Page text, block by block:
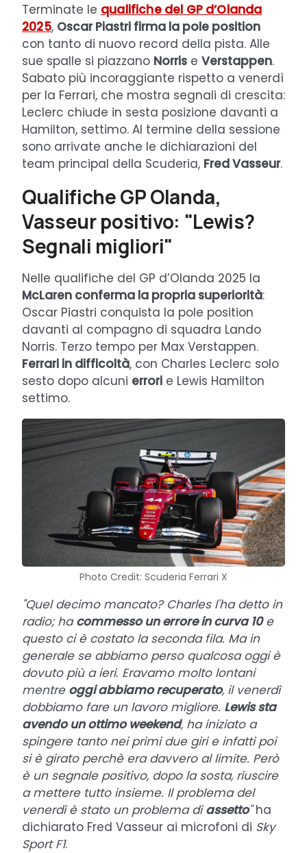
Terminate le qualifiche del GP d’Olanda
2025, Oscar Piastri firma la pole position
con tanto di nuovo record della pista. Alle
sue spalle si piazzano Norris e Verstappen.
Sabato più incoraggiante rispetto a venerdì
per la Ferrari, che mostra segnali di crescita:
Leclerc chiude in sesta posizione davanti a
Hamilton, settimo. Al termine della sessione
sono arrivate anche le dichiarazioni del
team principal della Scuderia, Fred Vasseur.
Qualifiche GP Olanda,
Vasseur positivo: "Lewis?
Segnali migliori"
Nelle qualifiche del GP d’Olanda 2025 la
McLaren conferma la propria superiorità:
Oscar Piastri conquista la pole position
davanti al compagno di squadra Lando
Norris. Terzo tempo per Max Verstappen.
Ferrari in difficoltà, con Charles Leclerc solo
sesto dopo alcuni errori e Lewis Hamilton
settimo.
Photo Credit: Scuderia Ferrari X
"Quel decimo mancato? Charles l'ha detto in
radio; hacommesso un errore in curva 10e
questo ci è costato la seconda fila. Ma in
generale se abbiamo perso qualcosa oggi è
dovuto più a ieri. Eravamo molto lontani
mentre oggi abbiamo recuperato, il venerdì
dobbiamo fare un lavoro migliore. Lewis sta
avendo un ottimo weekend, ha iniziato a
spingere tanto nei primi due giri e infatti poi
si è girato perchè era davvero al limite. Però
è un segnale positivo, dopo la sosta, riuscire
a mettere tutto insieme. Il problema del
venerdì è stato un problema diassetto"ha
dichiarato Fred Vasseur ai microfoni di Sky
Sport F1.